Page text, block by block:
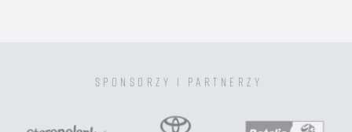
sponsorzy i partnerzy